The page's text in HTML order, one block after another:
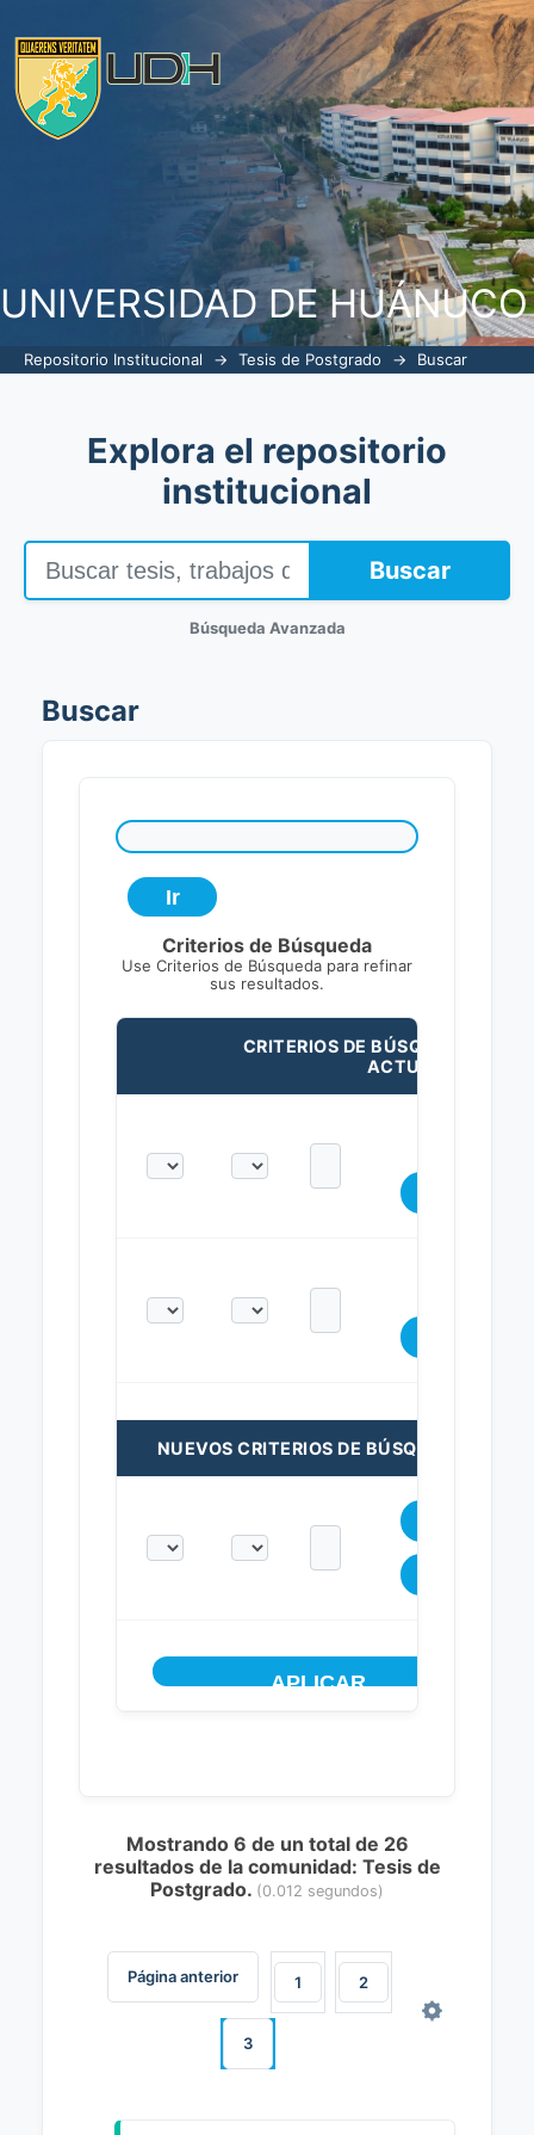
UNIVERSIDAD DE HUÁNUCO
Repositorio Institucional → Tesis de Postgrado → Buscar
Explora el repositorio
institucional
Buscar
Búsqueda Avanzada
Buscar
Criterios de Búsqueda
Use Criterios de Búsqueda para refinar
sus resultados.
CRITERIOS DE BÚSQUEDA
ACTUALES:
NUEVOS CRITERIOS DE BÚSQUEDA:
Mostrando 6 de un total de 26
resultados de la comunidad: Tesis de
Postgrado. (0.012 segundos)
Página anterior 1 2
3